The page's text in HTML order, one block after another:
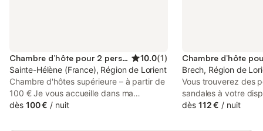
Chambre d’hôte pour 2 personnes 10.0(1)
Sainte-Hélène (France), Région de Lorient
Chambre d'hôtes supérieure – à partir de
100 € Je vous accueille dans ma
propriété situé dans un hameau de
calme et accueillant, à 200 mètres de la
dès 100 € / nuit
Brech, Région de
Vous trouverez des
sandales à votre
chambre pour
bienvenue ! Votre
dès 112 € / nuit